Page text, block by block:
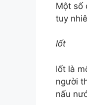
Một số
tuy
Iốt
Iốt là
người
nấu